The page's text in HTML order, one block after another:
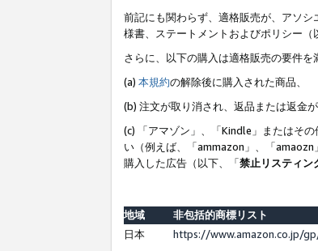
前記にも関わらず、適格販売が、アソ
様書、ステートメントおよびポリシー（
さらに、以下の購入は適格販売の要件
(a) 本規約の解除後に購入された商品、
(b) 注文が取り消され、返品または返金が
(c) 「アマゾン」、「Kindle」またはそ
い（例えば、「ammazon」、「
購入した広告（以下、「禁止リスティン
地域
非包括的商標リスト
日本
https://www.amazon.co.jp/